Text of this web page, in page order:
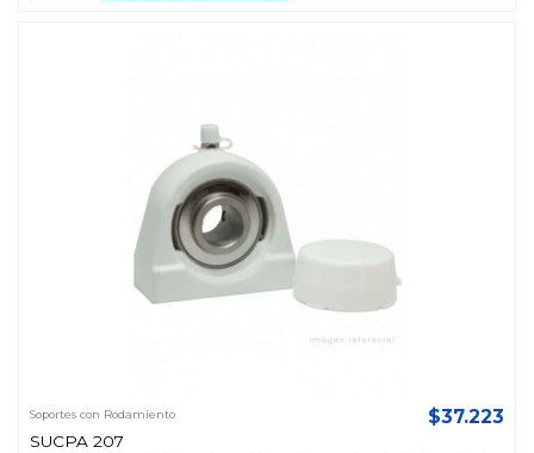
Soportes con Rodamiento
SUCPA 207
$37.223